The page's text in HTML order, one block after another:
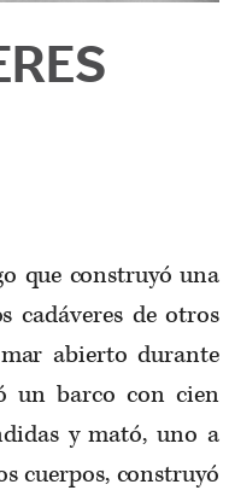
que construyó una
cadáveres de otros
abierto durante
un barco con cien
y mató, uno a
cuerpos, construyó